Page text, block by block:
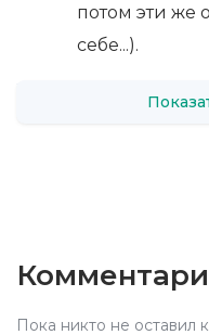
потом эти же
себе...).
Пока никто не оставил